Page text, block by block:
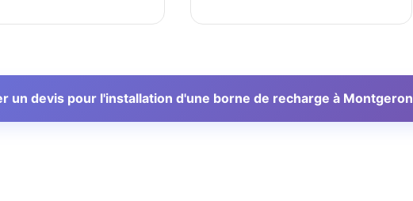
un devis pour l'installation d'une borne de recharge à Montgeron